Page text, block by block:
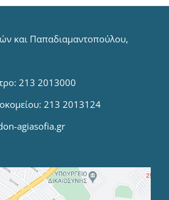
και Παπαδιαμαντοπούλου,
213 2013000
213 2013124
agiasofia.gr